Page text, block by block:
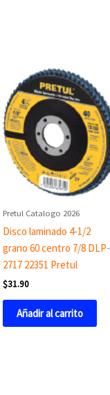
Pretul Catalogo 2026
Disco laminado 4-1/2
grano 60 centro 7/8 DLP-
2717 22351 Pretul
$31.90
Añadir al carrito